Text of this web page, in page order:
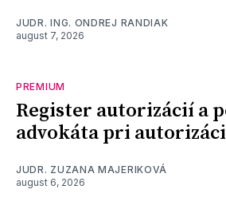
JUDR. ING. ONDREJ RANDIAK
august 7, 2026
PREMIUM
Register autorizácií a
advokáta pri
JUDR. ZUZANA MAJERIKOVÁ
august 6, 2026